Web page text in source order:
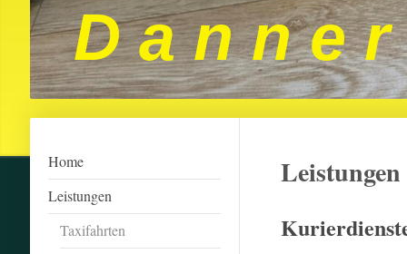
D a n n e r
Home
Leistungen
Taxifahrten
Leistungen